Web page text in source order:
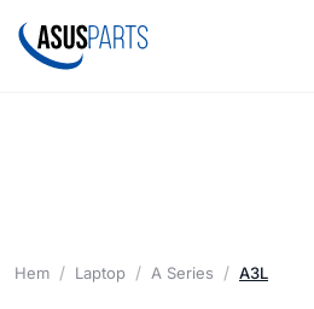
Hem Laptop A Series A3L